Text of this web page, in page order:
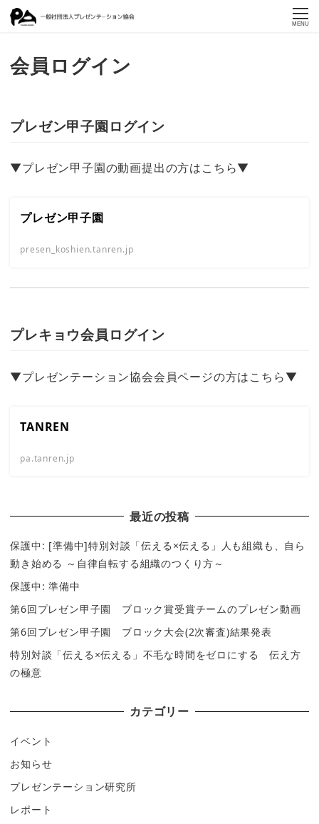
MENU
会員ログイン
プレゼン甲子園ログイン
▼プレゼン甲子園の動画提出の方はこちら▼
プレゼン甲子園
presen_koshien.tanren.jp
プレキョウ会員ログイン
▼プレゼンテーション協会会員ページの方はこちら▼
TANREN
pa.tanren.jp
最近の投稿
保護中: [準備中]特別対談「伝える×伝える」人も組織も、自ら
動き始める ～自律自転する組織のつくり方～
保護中: 準備中
第6回プレゼン甲子園 ブロック賞受賞チームのプレゼン動画
第6回プレゼン甲子園 ブロック大会(2次審査)結果発表
特別対談「伝える×伝える」不毛な時間をゼロにする 伝え方
の極意
カテゴリー
イベント
お知らせ
プレゼンテーション研究所
レポート